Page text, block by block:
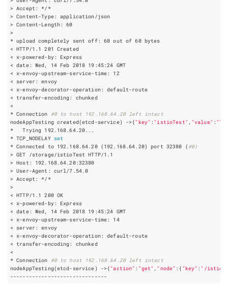
> Accept: */*
> Content-Length: 60
* upload completely sent off: 60 out of 60
< HTTP/1.1 201
Created
< date: Wed,
14 Feb 2018
< x-envoy-upstream-service-time: 12
< server: envoy
< x-envoy-decorator-operation: default-route
< transfer-encoding: chunked
* Connection
#0 to host 192.168.64.20 left intact
nodeAppTesting created(etcd-service) ->{"key" : "istioTest" , "value" :
* TCP_NODELAY set
* Connected to 192.168.64.20 (192.168.64.20) port 32380 (#0)
> Accept: */*
< HTTP/1.1 200
< date: Wed,
14 Feb 2018
< x-envoy-upstream-service-time: 14
< server: envoy
< x-envoy-decorator-operation: default-route
< transfer-encoding: chunked
* Connection
#0 to host 192.168.64.20 left intact
nodeAppTesting(etcd-service) ->{"action" : "get" , "node" : { "key" : "/